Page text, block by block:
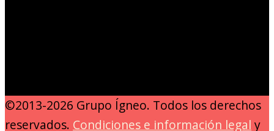
©2013-2026 Grupo Ígneo. Todos los derechos
reservados. Condiciones e información legal y